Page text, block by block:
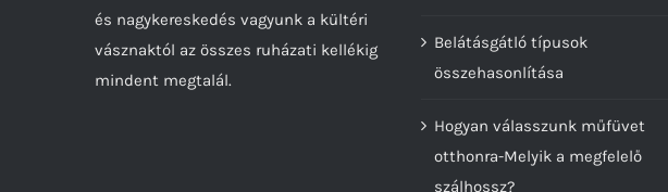
és nagykereskedés vagyunk a kültéri
vásznaktól az összes ruházati kellékig
mindent megtalál.
Belátásgátló típusok
összehasonlítása
Hogyan válasszunk műfüvet
otthonra-Melyik a megfelelő
szálhossz?